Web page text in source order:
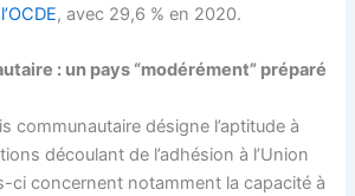
l’OCDE, avec 29,6 % en 2020.
: un pays “modérément” préparé
communautaire désigne l’aptitude à
découlant de l’adhésion à l’Union
ci concernent notamment la capacité à